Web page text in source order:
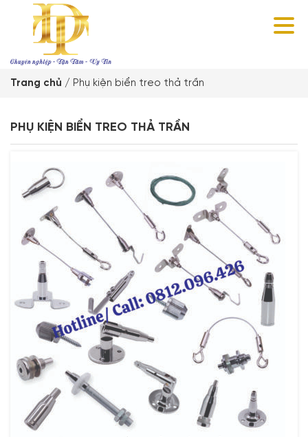
Trang chủ / Phụ kiện biển treo thả trần
PHỤ KIỆN BIỂN TREO THẢ TRẦN